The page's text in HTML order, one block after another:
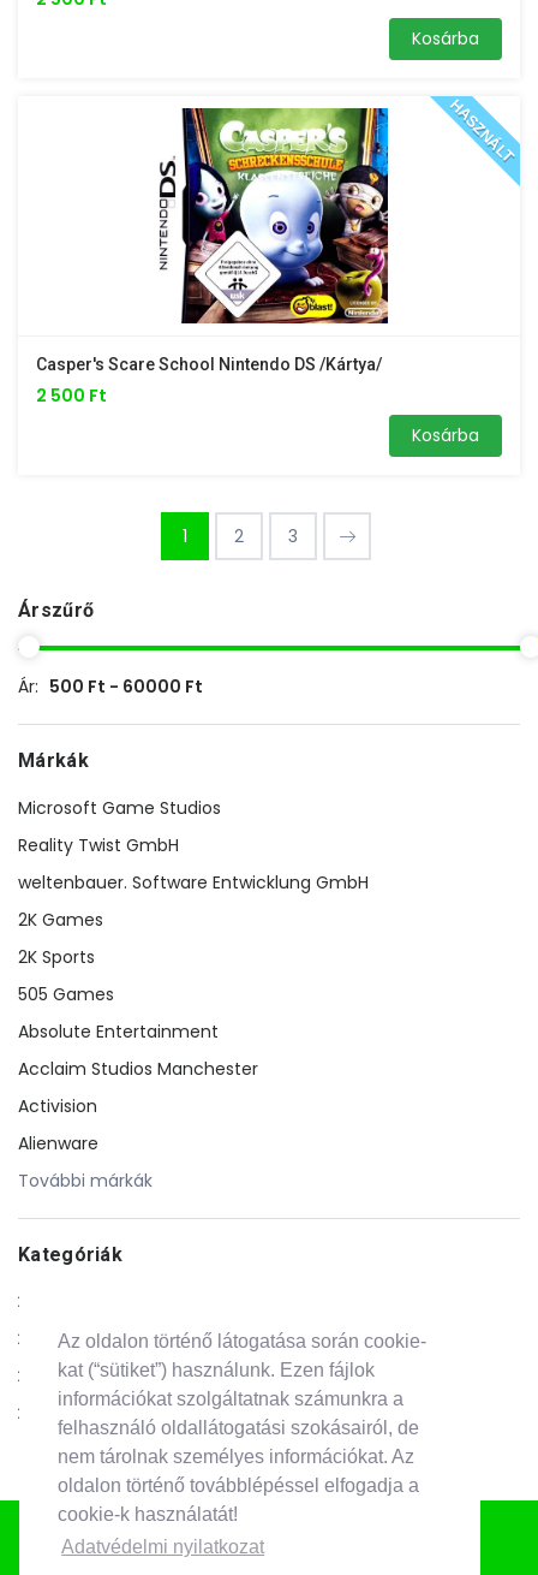
Az oldalon történő látogatása során cookie-
kat (“sütiket”) használunk. Ezen fájlok
információkat szolgáltatnak számunkra a
felhasználó oldallátogatási szokásairól, de
nem tárolnak személyes információkat. Az
oldalon történő továbblépéssel elfogadja a
cookie-k használatát!
Adatvédelmi nyilatkozat
Kosárba
HASZNÁLT
Casper's Scare School Nintendo DS /kártya/
2 500 Ft
Kosárba
1 2 3
Árszűrő
Ár: 500 Ft - 60000 Ft
Márkák
Microsoft Game Studios
Reality Twist GmbH
weltenbauer. Software Entwicklung GmbH
2K Games
2K Sports
505 Games
Absolute Entertainment
Acclaim Studios Manchester
Activision
Alienware
További márkák
Kategóriák
PS5
PS4
PS3
További kategóriák
Iratkozz fel hírlevelünkre!